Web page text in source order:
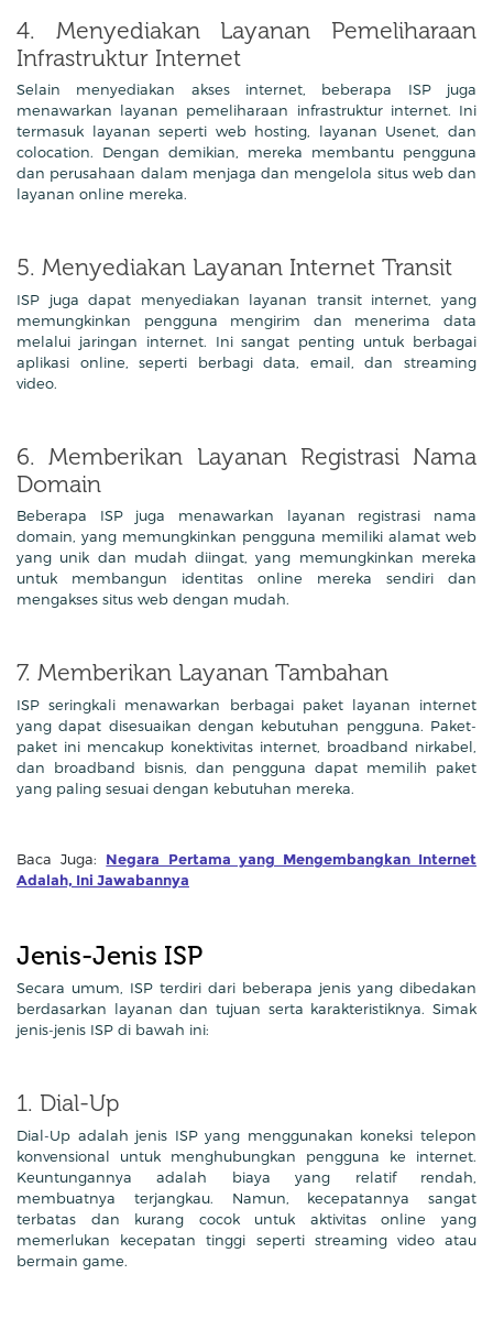
4. Menyediakan Layanan Pemeliharaan
Infrastruktur Internet
Selain menyediakan akses internet, beberapa ISP juga
menawarkan layanan pemeliharaan infrastruktur internet. Ini
termasuk layanan seperti web hosting, layanan Usenet, dan
colocation. Dengan demikian, mereka membantu pengguna
dan perusahaan dalam menjaga dan mengelola situs web dan
layanan online mereka.
5. Menyediakan Layanan Internet Transit
ISP juga dapat menyediakan layanan transit internet, yang
memungkinkan pengguna mengirim dan menerima data
melalui jaringan internet. Ini sangat penting untuk berbagai
aplikasi online, seperti berbagi data, email, dan streaming
video.
6. Memberikan Layanan Registrasi Nama
Domain
Beberapa ISP juga menawarkan layanan registrasi nama
domain, yang memungkinkan pengguna memiliki alamat web
yang unik dan mudah diingat, yang memungkinkan mereka
untuk membangun identitas online mereka sendiri dan
mengakses situs web dengan mudah.
7. Memberikan Layanan Tambahan
ISP seringkali menawarkan berbagai paket layanan internet
yang dapat disesuaikan dengan kebutuhan pengguna. Paket-
paket ini mencakup konektivitas internet, broadband nirkabel,
dan broadband bisnis, dan pengguna dapat memilih paket
yang paling sesuai dengan kebutuhan mereka.
Baca Juga: Negara Pertama yang Mengembangkan Internet
Adalah, Ini Jawabannya
Jenis-Jenis ISP
Secara umum, ISP terdiri dari beberapa jenis yang dibedakan
berdasarkan layanan dan tujuan serta karakteristiknya. Simak
jenis-jenis ISP di bawah ini:
1. Dial-Up
Dial-Up adalah jenis ISP yang menggunakan koneksi telepon
konvensional untuk menghubungkan pengguna ke internet.
Keuntungannya adalah biaya yang relatif rendah,
membuatnya terjangkau. Namun, kecepatannya sangat
terbatas dan kurang cocok untuk aktivitas online yang
memerlukan kecepatan tinggi seperti streaming video atau
bermain game.